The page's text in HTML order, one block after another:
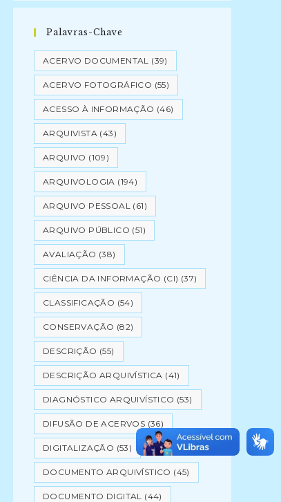
Palavras-Chave
ACERVO DOCUMENTAL (39)
ACERVO FOTOGRÁFICO (55)
ACESSO À INFORMAÇÃO (46)
ARQUIVISTA (43)
ARQUIVO (109)
ARQUIVOLOGIA (194)
ARQUIVO PESSOAL (61)
ARQUIVO PÚBLICO (51)
AVALIAÇÃO (38)
CIÊNCIA DA INFORMAÇÃO (CI) (37)
CLASSIFICAÇÃO (54)
CONSERVAÇÃO (82)
DESCRIÇÃO (55)
DESCRIÇÃO ARQUIVÍSTICA (41)
DIAGNÓSTICO ARQUIVÍSTICO (53)
DIFUSÃO DE ACERVOS (36)
DIGITALIZAÇÃO (53)
DOCUMENTO ARQUIVÍSTICO (45)
DOCUMENTO DIGITAL (44)